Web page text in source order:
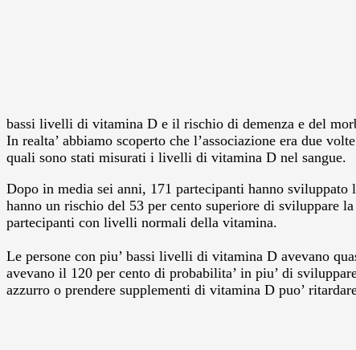
bassi livelli di vitamina D e il rischio di demenza e del
In realta’ abbiamo scoperto che l’associazione era due
quali sono stati misurati i livelli di vitamina D nel sangue.
Dopo in media sei anni, 171 partecipanti hanno
hanno un rischio del 53 per cento superiore di sviluppare
partecipanti con livelli normali della vitamina.
Le persone con piu’ bassi livelli di vitamina D avevano
avevano il 120 per cento di probabilita’ in piu’ di
azzurro o prendere supplementi di vitamina D puo’